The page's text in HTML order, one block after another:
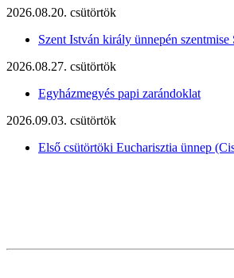
2026.08.20. csütörtök
Szent István király ünnepén szentmise
2026.08.27. csütörtök
Egyházmegyés papi zarándoklat
2026.09.03. csütörtök
Első csütörtöki Eucharisztia ünnep